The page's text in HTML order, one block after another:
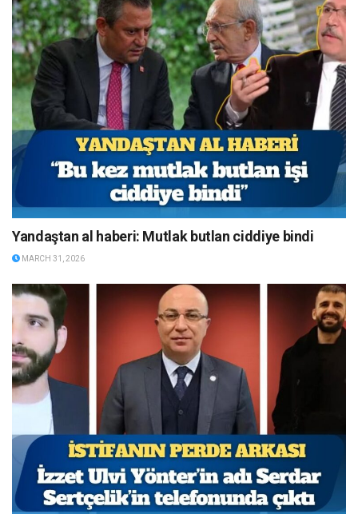
Yandaştan al haberi: Mutlak butlan ciddiye bindi
MARCH 31, 2026